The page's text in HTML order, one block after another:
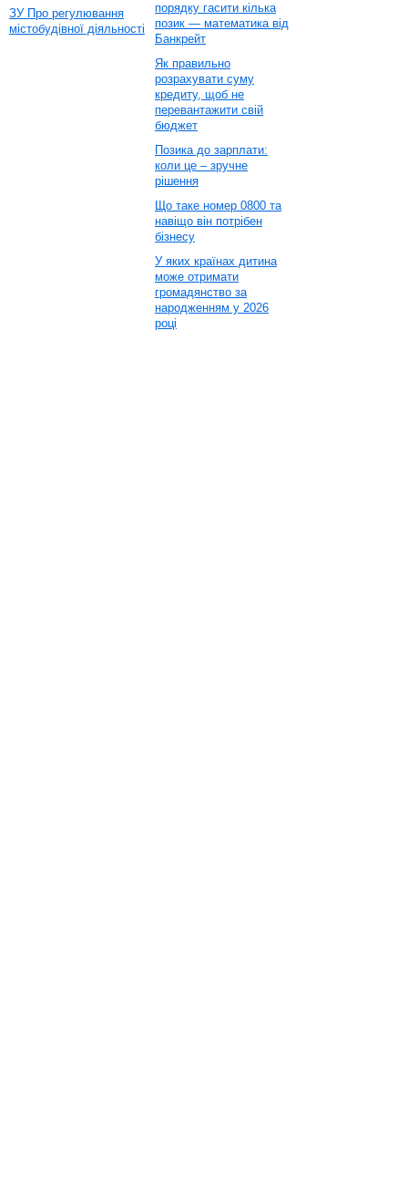
ЗУ Про регулювання
містобудівної діяльності
порядку гасити кілька
позик — математика від
Банкрейт
Як правильно
розрахувати суму
кредиту, щоб не
перевантажити свій
бюджет
Позика до зарплати:
коли це – зручне
рішення
Що таке номер 0800 та
навіщо він потрібен
бізнесу
У яких країнах дитина
може отримати
громадянство за
народженням у 2026
році